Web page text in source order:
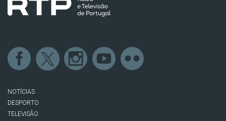
NOTÍCIAS
DESPORTO
TELEVISÃO